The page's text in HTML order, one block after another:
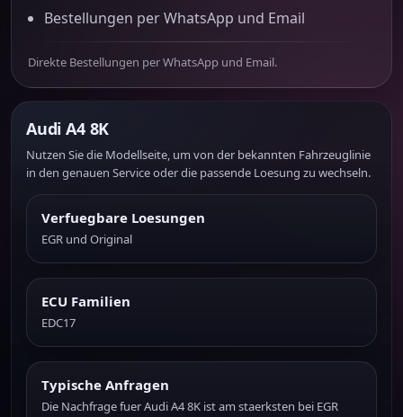
Bestellungen per WhatsApp und Email
Direkte Bestellungen per WhatsApp und Email.
Audi A4 8K
Nutzen Sie die Modellseite, um von der bekannten Fahrzeuglinie
in den genauen Service oder die passende Loesung zu wechseln.
Verfuegbare Loesungen
EGR und Original
ECU Familien
EDC17
Typische Anfragen
Die Nachfrage fuer Audi A4 8K ist am staerksten bei EGR